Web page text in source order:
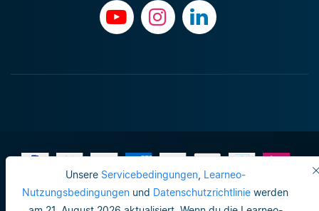
Unsere Servicebedingungen, Learneo-
Nutzungsbedingungen und Datenschutzrichtlinie werden